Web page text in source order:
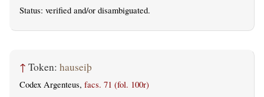
Status: verified and/or disambiguated.
↑ Token: hauseiþ
Codex Argenteus, facs. 71 (fol. 100r)